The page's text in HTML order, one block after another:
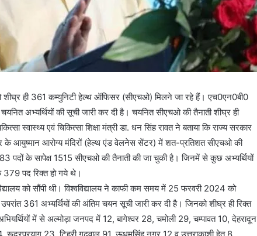
शीघ्र ही 361 कम्युनिटी हेल्थ ऑफिसर (सीएचओ) मिलने जा रहे हैं। एच0एन0बी0
अभ्यर्थियों की सूची जारी कर दी है। चयनित सीएचओ की तैनाती शीघ्र ही
स्वास्थ्य एवं चिकित्सा शिक्षा मंत्री डा. धन सिंह रावत ने बताया कि राज्य सरकार
के आयुष्मान आरोग्य मंदिरों (हेल्थ एंड वेलनेस सेंटर) में शत-प्रतिशत सीएचओ की
पदों के सापेक्ष 1515 सीएचओ की तैनाती की जा चुकी है। जिनमें से कुछ अभ्यर्थियों
379 पद रिक्त हो गये थे।
को सौंपी थी। विश्वविद्यालय ने काफी कम समय में 25 फरवरी 2024 को
361 अभ्यर्थियों की अंतिम चयन सूची जारी कर दी है। जिनको शीघ्र ही रिक्त
में से अल्मोड़ा जनपद में 12, बागेश्वर 28, चमोली 29, चम्पावत 10, देहरादून